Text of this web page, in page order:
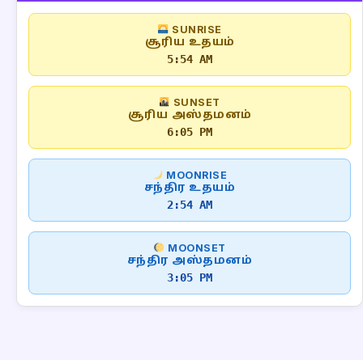
SUNRISE
சூரிய உதயம்
5:54 AM
SUNSET
சூரிய அஸ்தமனம்
6:05 PM
MOONRISE
சந்திர உதயம்
2:54 AM
MOONSET
சந்திர அஸ்தமனம்
3:05 PM